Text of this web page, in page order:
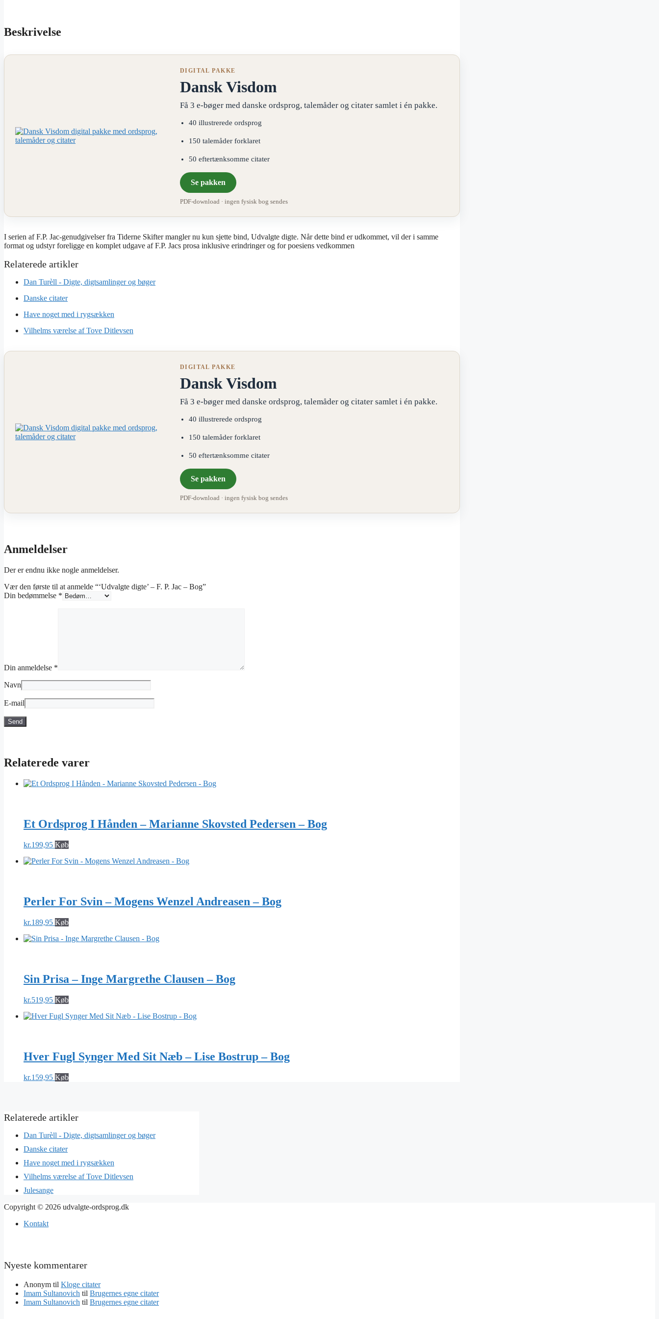
Beskrivelse
DIGITAL PAKKE
Dansk Visdom
Få 3 e-bøger med danske ordsprog, talemåder og citater samlet i én pakke.
40 illustrerede ordsprog
150 talemåder forklaret
50 eftertænksomme citater
Se pakken
PDF-download · ingen fysisk bog sendes
I serien af F.P. Jac-genudgivelser fra Tiderne Skifter mangler nu kun sjette bind, Udvalgte digte. Når dette bind er udkommet, vil der i samme
format og udstyr foreligge en komplet udgave af F.P. Jacs prosa inklusive erindringer og for poesiens vedkommen
Dan Turèll - Digte, digtsamlinger og bøger
Danske citater
Have noget med i rygsækken
Vilhelms værelse af Tove Ditlevsen
DIGITAL PAKKE
Dansk Visdom
Få 3 e-bøger med danske ordsprog, talemåder og citater samlet i én pakke.
40 illustrerede ordsprog
150 talemåder forklaret
50 eftertænksomme citater
Se pakken
PDF-download · ingen fysisk bog sendes
Anmeldelser
Der er endnu ikke nogle anmeldelser.
Vær den første til at anmelde “‘Udvalgte digte’ – F. P. Jac – Bog”
Din bedømmelse *
Din anmeldelse *
Navn
E-mail
Relaterede varer
Et Ordsprog I Hånden – Marianne Skovsted Pedersen – Bog
kr.199,95 Køb
Perler For Svin – Mogens Wenzel Andreasen – Bog
kr.189,95 Køb
Sin Prisa – Inge Margrethe Clausen – Bog
kr.519,95 Køb
Hver Fugl Synger Med Sit Næb – Lise Bostrup – Bog
kr.159,95 Køb
Dan Turèll - Digte, digtsamlinger og bøger
Danske citater
Have noget med i rygsækken
Vilhelms værelse af Tove Ditlevsen
Julesange
Copyright © 2026 udvalgte-ordsprog.dk
Kontakt
Nyeste kommentarer
Anonym til Kloge citater
Imam Sultanovich til Brugernes egne citater
Imam Sultanovich til Brugernes egne citater